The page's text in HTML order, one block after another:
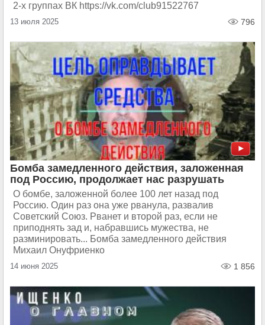
2-х группах ВК https://vk.com/club91522767
13 июля 2025 796
Бомба замедленного действия, заложенная
под Россию, продолжает нас разрушать
О бомбе, заложенной более 100 лет назад под
Россию. Один раз она уже рванула, развалив
Советский Союз. Рванет и второй раз, если не
приподнять зад и, набравшись мужества, не
разминировать... Бомба замедленного действия
Михаил Онуфриенко
14 июня 2025 1 856